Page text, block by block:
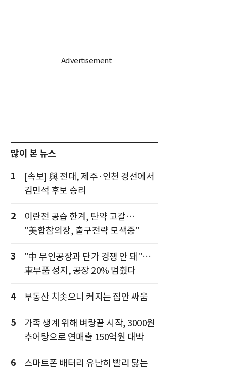
많이 본 뉴스
1
[속보] 與 전대, 제주·인천 경선에서
김민석 후보 승리
2
이란전 공습 한계, 탄약 고갈…
"美합참의장, 출구전략 모색중"
3
"中 무인공장과 단가 경쟁 안 돼"…
車부품 성지, 공장 20% 멈췄다
4 부동산 치솟으니 커지는 집안 싸움
5
가족 생계 위해 벼랑끝 시작, 3000원
추어탕으로 연매출 150억원 대박
6
스마트폰 배터리 유난히 빨리 닳는